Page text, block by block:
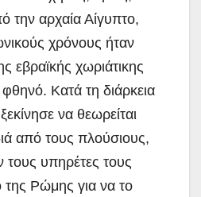
την αρχαία Αίγυπτο,
χρόνους ήταν
εβραϊκής χωριάτικης
φθηνό. Κατά τη διάρκεια
να θεωρείται
από τους πλούσιους,
τους υπηρέτες τους
της Ρώμης για να το